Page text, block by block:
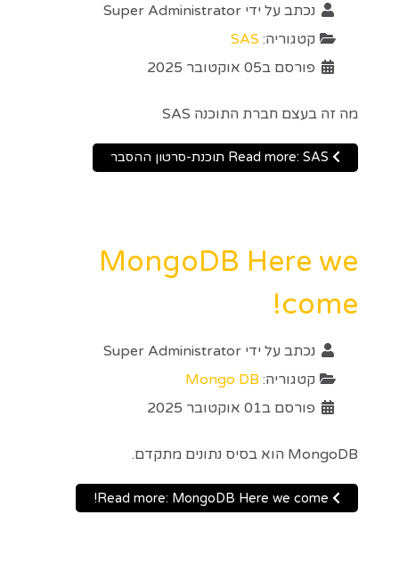
נכתב על ידי Super Administrator
קטגוריה: SAS
פורסם ב05 אוקטובר 2025
מה זה בעצם חברת התוכנה SAS
MongoDB Here we
come!
נכתב על ידי Super Administrator
קטגוריה: Mongo DB
פורסם ב01 אוקטובר 2025
MongoDB הוא בסיס נתונים מתקדם.